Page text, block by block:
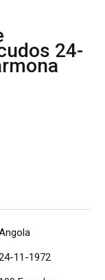
24-
11-1972